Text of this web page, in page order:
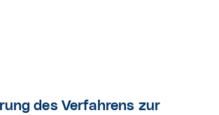
des Verfahrens zur